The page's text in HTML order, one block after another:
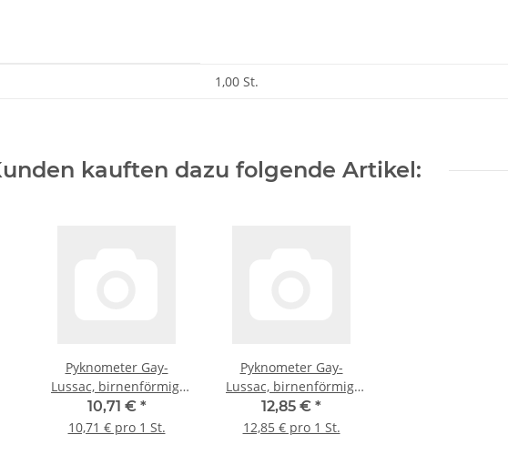
1,00 St.
kauften dazu folgende Artikel:
Pyknometer Gay-
Lussac, birnenförmig,
mit eingeschliffenem
Glasstopfen, Boro 3.3.,
10,71 € *
10,71 € pro 1 St.
Pyknometer Gay-
Lussac, birnenförmig,
mit eingeschliffenem
Glasstopfen, Boro 3.3.,
12,85 € *
12,85 € pro 1 St.